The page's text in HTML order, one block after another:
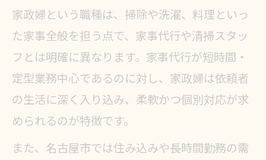
家政婦という職種は、掃除や洗濯、料理といっ
た家事全般を担う点で、家事代行や清掃スタッ
フとは明確に異なります。家事代行が短時間・
定型業務中心であるのに対し、家政婦は依頼者
の生活に深く入り込み、柔軟かつ個別対応が求
められるのが特徴です。
また、名古屋市では住み込みや長時間勤務の需